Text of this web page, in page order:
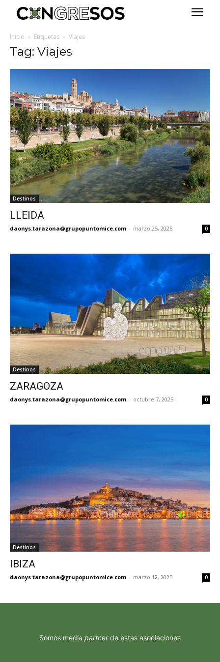
Inicio Etiquetas Viajes
Tag: Viajes
Destinos
LLEIDA
daonys.tarazona@grupopuntomice.com - marzo 25, 2026 0
Destinos
ZARAGOZA
daonys.tarazona@grupopuntomice.com - octubre 7, 2025 0
Destinos
IBIZA
daonys.tarazona@grupopuntomice.com - marzo 12, 2025 0
Somos media partnerde estas asociaciones